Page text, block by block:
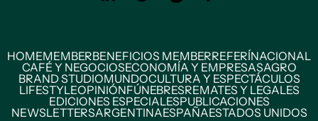
HOMEMEMBERBENEFICIOS MEMBERREFERÍNACIONAL
CAFÉ Y NEGOCIOSECONOMÍA Y EMPRESASAGRO
BRAND STUDIOMUNDOCULTURA Y ESPECTÁCULOS
LIFESTYLEOPINIÓNFÚNEBRESREMATES Y LEGALES
EDICIONES ESPECIALESPUBLICACIONES
NEWSLETTERSARGENTINAESPAÑAESTADOS UNIDOS